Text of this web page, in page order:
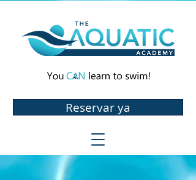
Reservar ya